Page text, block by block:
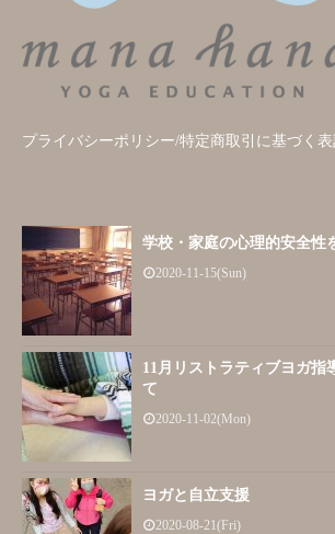
プライバシーポリシー/特定商取引に基づく
学校・家庭の心理的安全性
2020-11-15(Sun)
11月リストラティブヨガ指
て
2020-11-02(Mon)
ヨガと自立支援
2020-08-21(Fri)